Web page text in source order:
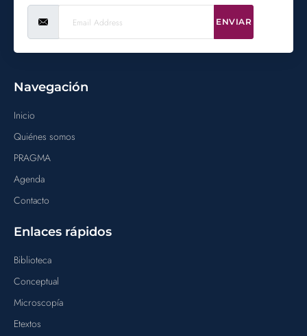
ENVIAR
Navegación
Inicio
Quiénes somos
PRAGMA
Agenda
Contacto
Enlaces rápidos
Biblioteca
Conceptual
Microscopía
Etextos